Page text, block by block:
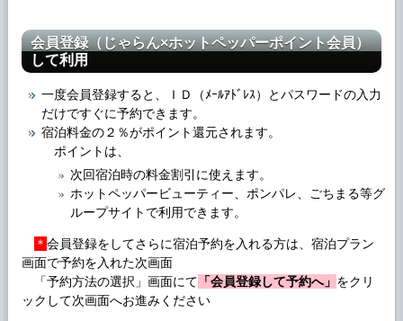
会員登録（じゃらん×ホットペッパーポイント会員）
して利用
一度会員登録すると、ＩＤ（ﾒｰﾙｱﾄﾞﾚｽ）とパスワードの入力
だけですぐに予約できます。
宿泊料金の２％がポイント還元されます。
ポイントは、
次回宿泊時の料金割引に使えます。
ホットペッパービューティー、ポンパレ、ごちまる等グ
ループサイトで利用できます。
＊ 会員登録をしてさらに宿泊予約を入れる方は、宿泊プラン
画面で予約を入れた次画面
「予約方法の選択」画面にて 「会員登録して予約へ」 をクリ
ックして次画面へお進みください